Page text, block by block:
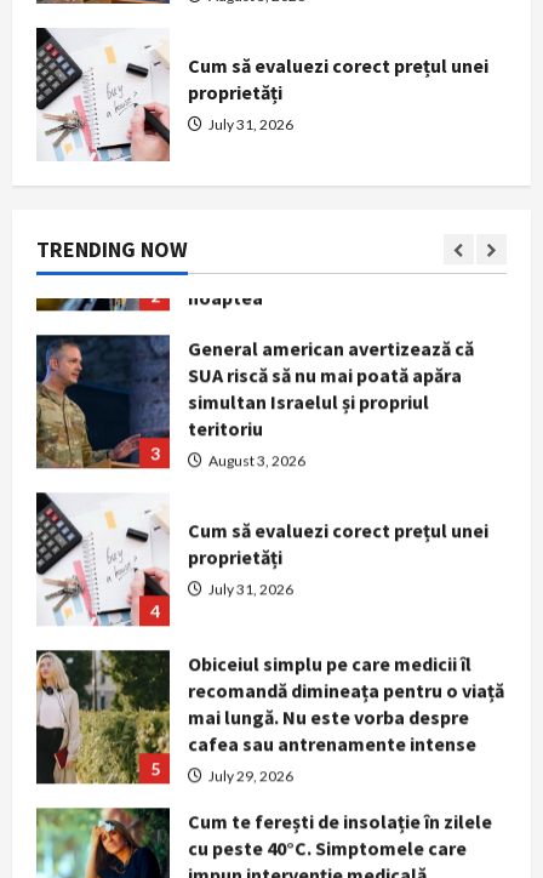
Cum să evaluezi corect prețul unei
proprietăți
July 31, 2026
TRENDING NOW
1
imediată
August 7, 2026
2
energie în orele de vârf. Aerul
3
General american avertizează că
SUA riscă să nu mai poată apăra
simultan Israelul și propriul
teritoriu
August 3, 2026
4
proprietăți
July 31, 2026
5
recomandă dimineața pentru o viață
mai lungă. Nu este vorba despre
cafea sau antrenamente intense
July 29, 2026
Cum te ferești de insolație în zilele
cu peste 40°C. Simptomele care
impun intervenție medicală
imediată